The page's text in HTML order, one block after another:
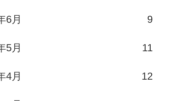
6月 9
5月 11
4月 12